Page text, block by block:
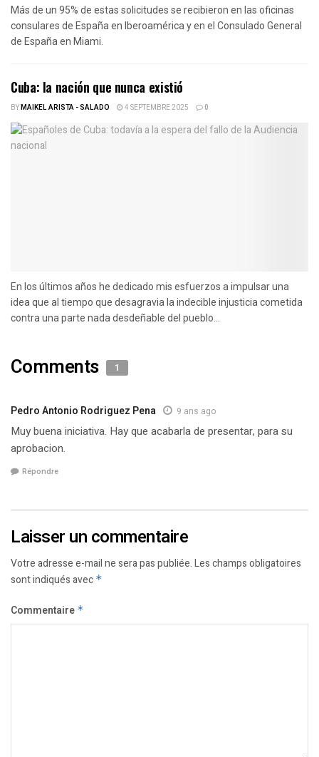
Más de un 95% de estas solicitudes se recibieron en las oficinas
consulares de España en Iberoamérica y en el Consulado General
de España en Miami.
Cuba: la nación que nunca existió
BYMAIKEL ARISTA - SALADO 4 SEPTEMBRE 2025 0
En los últimos años he dedicado mis esfuerzos a impulsar una
idea que al tiempo que desagravia la indecible injusticia cometida
contra una parte nada desdeñable del pueblo...
Comments 1
Pedro Antonio Rodriguez Pena 9 ans ago
Muy buena iniciativa. Hay que acabarla de presentar, para su
aprobacion.
Répondre
Laisser un commentaire
Votre adresse e-mail ne sera pas publiée.Les champs obligatoires
sont indiqués avec *
Commentaire *